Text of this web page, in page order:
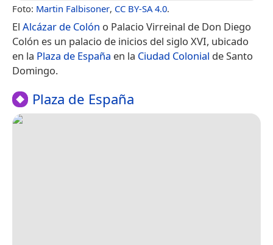
Foto: Martin Falbisoner, CC BY-SA 4.0.
El Alcázar de Colón o Palacio Virreinal de Don Diego
Colón es un palacio de inicios del siglo XVI, ubicado
en la Plaza de España en la Ciudad Colonial de Santo
Domingo.
Plaza de España